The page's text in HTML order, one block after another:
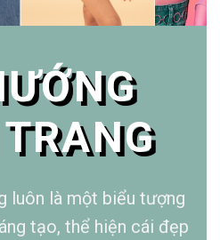
để bạn thể hiện sự cá
ĐANG HOT HIỆN NAY